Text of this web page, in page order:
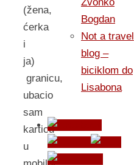
(žena,
ćerka
i
ja)
granicu,
ubacio
sam
karticu
u
Bogdan
Not a travel
blog –
biciklom do
Lisabona